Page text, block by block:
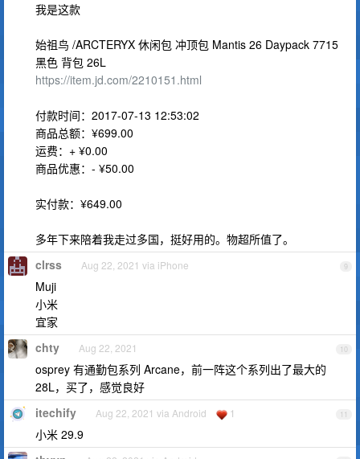
我是这款
始祖鸟 /ARCTERYX 休闲包 冲顶包 Mantis 26 Daypack 7715
黑色 背包 26L
https://item.jd.com/2210151.html
付款时间：2017-07-13 12:53:02
商品总额：¥699.00
运费：+ ¥0.00
商品优惠：- ¥50.00
实付款：¥649.00
多年下来陪着我走过多国，挺好用的。物超所值了。
9
clrss Aug 22, 2021 via iPhone
Muji
小米
宜家
10
chty Aug 22, 2021
osprey 有通勤包系列 Arcane，前一阵这个系列出了最大的
28L，买了，感觉良好
11
itechify Aug 22, 2021 via Android 1
小米 29.9